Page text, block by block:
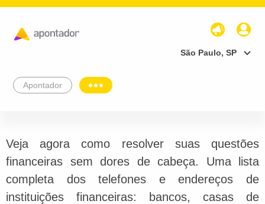
São Paulo, SP
Apontador
Veja agora como resolver suas questões
financeiras sem dores de cabeça. Uma lista
completa dos telefones e endereços de
instituições financeiras: bancos, casas de